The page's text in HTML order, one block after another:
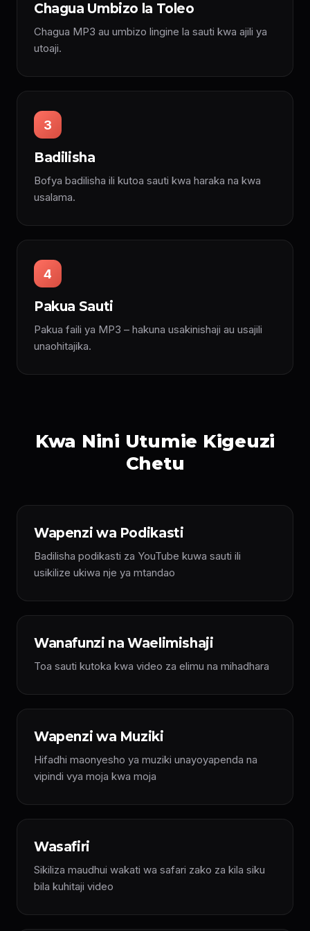
Chagua Umbizo la Toleo
Chagua MP3 au umbizo lingine la sauti kwa ajili ya
utoaji.
3
Badilisha
Bofya badilisha ili kutoa sauti kwa haraka na kwa
usalama.
4
Pakua Sauti
Pakua faili ya MP3 – hakuna usakinishaji au usajili
unaohitajika.
Kwa Nini Utumie Kigeuzi
Chetu
Wapenzi wa Podikasti
Badilisha podikasti za YouTube kuwa sauti ili
usikilize ukiwa nje ya mtandao
Wanafunzi na Waelimishaji
Toa sauti kutoka kwa video za elimu na mihadhara
Wapenzi wa Muziki
Hifadhi maonyesho ya muziki unayoyapenda na
vipindi vya moja kwa moja
Wasafiri
Sikiliza maudhui wakati wa safari zako za kila siku
bila kuhitaji video